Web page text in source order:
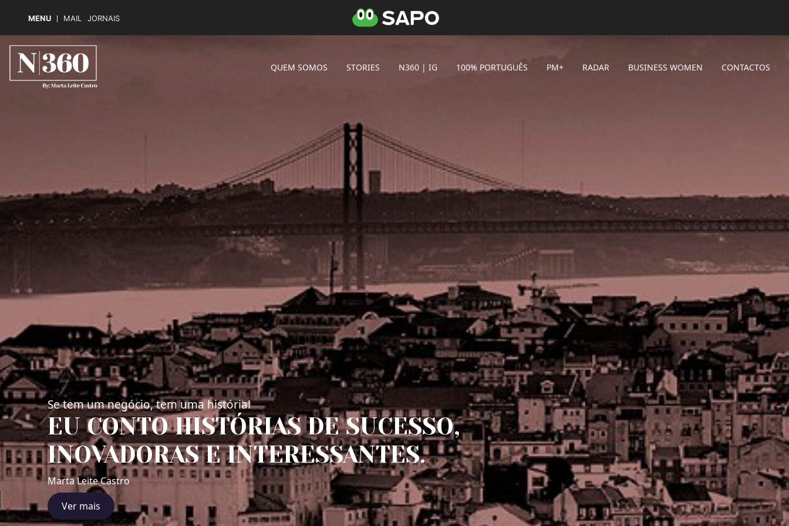
MENU MAIL JORNAIS
QUEM SOMOS STORIES N360 | IG 100% PORTUGUÊS PM+ RADAR BUSINESS WOMEN CONTACTOS
Se tem um negócio, tem uma história!
EU CONTO HISTÓRIAS DE SUCESSO,
INOVADORAS E INTERESSANTES.
Marta Leite Castro
Ver mais